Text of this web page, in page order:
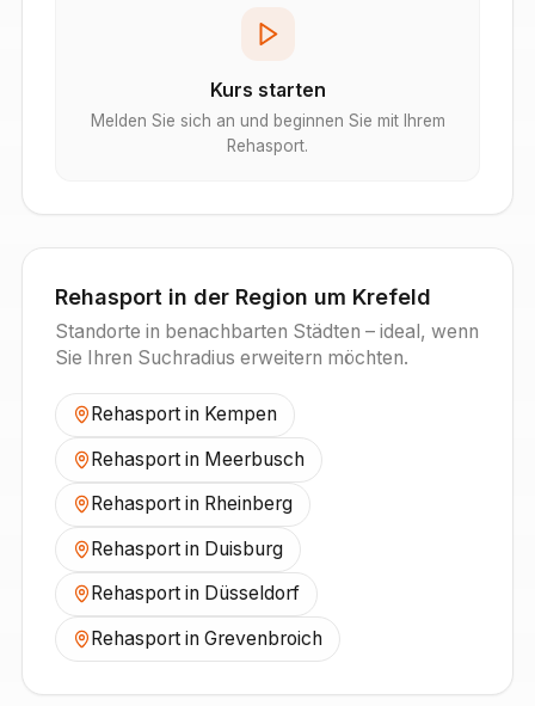
Kurs starten
Melden Sie sich an und beginnen Sie mit Ihrem
Rehasport.
Rehasport in der Region um Krefeld
Standorte in benachbarten Städten – ideal, wenn
Sie Ihren Suchradius erweitern möchten.
Rehasport in Kempen
Rehasport in Meerbusch
Rehasport in Rheinberg
Rehasport in Duisburg
Rehasport in Düsseldorf
Rehasport inGrevenbroich